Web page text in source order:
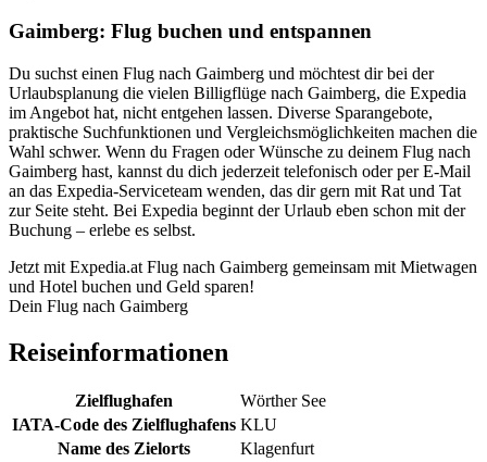
Gaimberg: Flug buchen und entspannen
Du suchst einen Flug nach Gaimberg und möchtest dir bei der
Urlaubsplanung die vielen Billigflüge nach Gaimberg, die Expedia
im Angebot hat, nicht entgehen lassen. Diverse Sparangebote,
praktische Suchfunktionen und Vergleichsmöglichkeiten machen die
Wahl schwer. Wenn du Fragen oder Wünsche zu deinem Flug nach
Gaimberg hast, kannst du dich jederzeit telefonisch oder per E-Mail
an das Expedia-Serviceteam wenden, das dir gern mit Rat und Tat
zur Seite steht. Bei Expedia beginnt der Urlaub eben schon mit der
Buchung – erlebe es selbst.
Jetzt mit Expedia.at Flug nach Gaimberg gemeinsam mit Mietwagen
und Hotel buchen und Geld sparen!
Dein Flug nach Gaimberg
Reiseinformationen
Zielflughafen
Wörther See
IATA-Code des Zielflughafens KLU
Name des Zielorts
Klagenfurt